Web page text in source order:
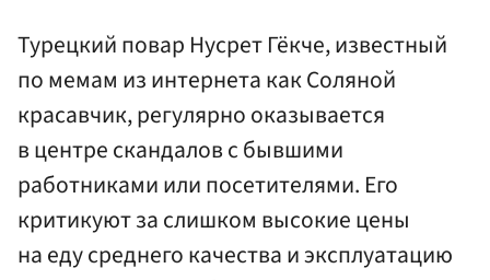
Турецкий повар Нусрет Гёкче, известный
по мемам из интернета как Соляной
красавчик, регулярно оказывается
в центре скандалов с бывшими
работниками или посетителями. Его
критикуют за слишком высокие цены
на еду среднего качества и эксплуатацию